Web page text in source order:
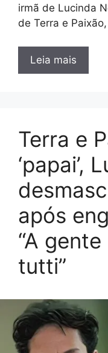
irmã de Lucinda
de Terra e
Leia mais
Terra e
‘papai’,
após
“A
tutti”